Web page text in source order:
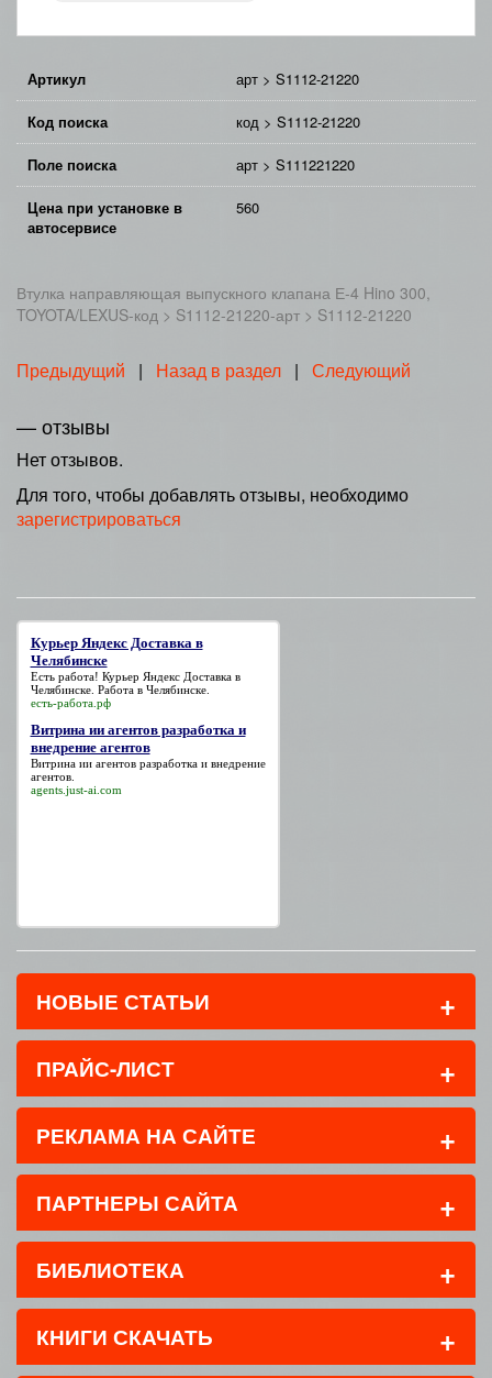
Артикул арт > S1112-21220
Код поиска код > S1112-21220
Поле поиска арт > S111221220
Цена при установке в
автосервисе
560
Втулка направляющая выпускного клапана Е-4 Hino 300,
TOYOTA/LEXUS-код > S1112-21220-арт > S1112-21220
Предыдущий | Назад в раздел | Следующий
— отзывы
Нет отзывов.
Для того, чтобы добавлять отзывы, необходимо
зарегистрироваться
Курьер Яндекс Доставка в
Челябинске
Есть работа! Курьер Яндекс Доставка в
Челябинске. Работа в Челябинске.
есть-работа.рф
Витрина ии агентов разработка и
внедрение агентов
Витрина ии агентов разработка и внедрение
агентов.
agents.just-ai.com
НОВЫЕ СТАТЬИ +
ПРАЙС-ЛИСТ +
РЕКЛАМА НА САЙТЕ +
ПАРТНЕРЫ САЙТА +
БИБЛИОТЕКА +
КНИГИ СКАЧАТЬ +